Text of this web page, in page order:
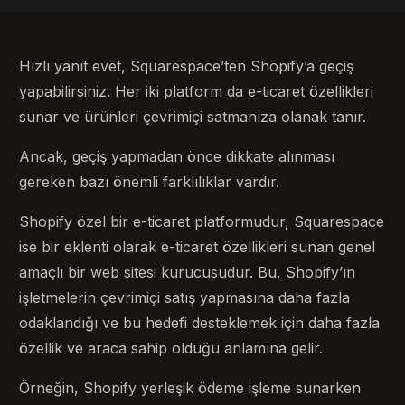
Hızlı yanıt evet, Squarespace’ten Shopify’a geçiş
yapabilirsiniz. Her iki platform da e-ticaret özellikleri
sunar ve ürünleri çevrimiçi satmanıza olanak tanır.
Ancak, geçiş yapmadan önce dikkate alınması
gereken bazı önemli farklılıklar vardır.
Shopify özel bir e-ticaret platformudur, Squarespace
ise bir eklenti olarak e-ticaret özellikleri sunan genel
amaçlı bir web sitesi kurucusudur. Bu, Shopify’ın
işletmelerin çevrimiçi satış yapmasına daha fazla
odaklandığı ve bu hedefi desteklemek için daha fazla
özellik ve araca sahip olduğu anlamına gelir.
Örneğin, Shopify yerleşik ödeme işleme sunarken